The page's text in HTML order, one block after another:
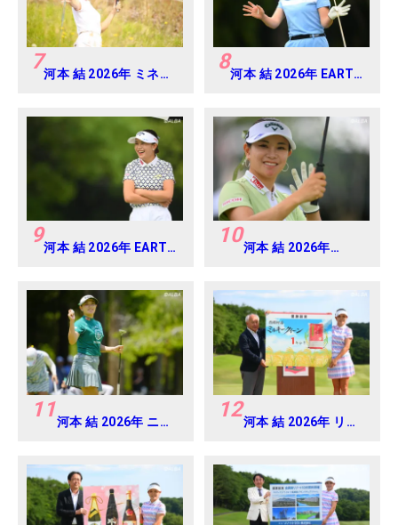
7河本 結 2026年 ミネベ
8河本 結 2026年 EARTH
9河本 結 2026年 EARTH
10河本 結 2026年
11河本 結 2026年 ニチ
12河本 結 2026年 リゾ